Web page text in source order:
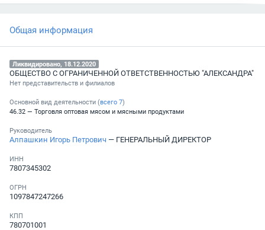
Общая информация
Ликвидировано, 18.12.2020
ОБЩЕСТВО С ОГРАНИЧЕННОЙ ОТВЕТСТВЕННОСТЬЮ "АЛЕКСАНДРА"
Нет представительств и филиалов
Основной вид деятельности (всего 7)
46.32 — Торговля оптовая мясом и мясными продуктами
Руководитель
Алпашкин Игорь Петрович — ГЕНЕРАЛЬНЫЙ ДИРЕКТОР
ИНН
7807345302
ОГРН
1097847247266
КПП
780701001